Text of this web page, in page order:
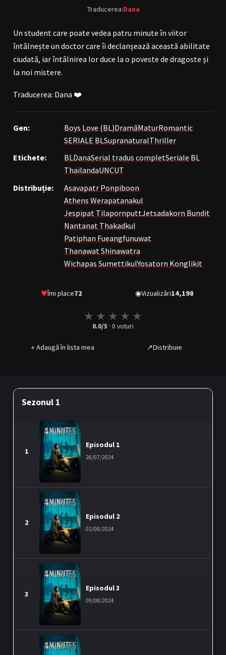
ALĂTURĂ-TE
Înregistrează-te Autentificare
Contul meu
Traducerea:Dana
Un student care poate vedea patru minute în viitor
întâlnește un doctor care îi declanșează această abilitate
ciudată, iar întâlnirea lor duce la o poveste de dragoste și
la noi mistere.
Traducerea: Dana ❤️
Gen: Boys Love (BL)DramăMaturRomantic
SERIALE BLSupranaturalThriller
Etichete:
BLDanaSerial tradus completSeriale BL
ThailandaUNCUT
Distribuție:
Asavapatr Ponpiboon
Athens Werapatanakul
Jespipat TilapornputtJetsadakorn Bundit
Nantanat Thakadkul
Patiphan Fueangfunuwat
Thanawat Shinawatra
Wichapas SumettikulYosatorn Konglikit
♥Îmi place72
★ ★ ★ ★ ★
0.0/5 · 0 voturi
＋Adaugă în lista mea ↗Distribuie
◉Vizualizări14,198
Sezonul 1
1
Episodul 1
26/07/2024
2
Episodul 2
02/08/2024
3
Episodul 3
09/08/2024